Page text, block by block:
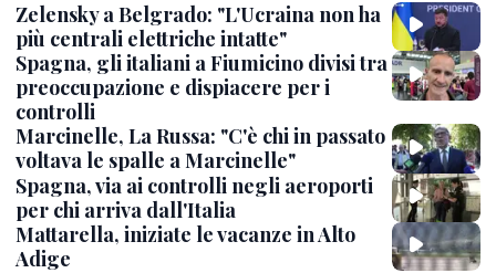
Zelensky a Belgrado: "L'Ucraina non ha
più centrali elettriche intatte"
Spagna, gli italiani a Fiumicino divisi tra
preoccupazione e dispiacere per i
controlli
Marcinelle, La Russa: "C'è chi in passato
voltava le spalle a Marcinelle"
Spagna, via ai controlli negli aeroporti
per chi arriva dall'Italia
Mattarella, iniziate le vacanze in Alto
Adige